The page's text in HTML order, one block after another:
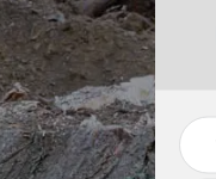
Dessouchage arbre
et haie 80